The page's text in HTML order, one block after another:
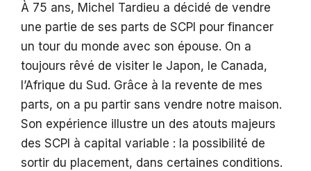
À 75 ans, Michel Tardieu a décidé de vendre
une partie de ses parts de SCPI pour financer
un tour du monde avec son épouse. On a
toujours rêvé de visiter le Japon, le Canada,
l’Afrique du Sud. Grâce à la revente de mes
parts, on a pu partir sans vendre notre maison.
Son expérience illustre un des atouts majeurs
des SCPI à capital variable : la possibilité de
sortir du placement, dans certaines conditions.